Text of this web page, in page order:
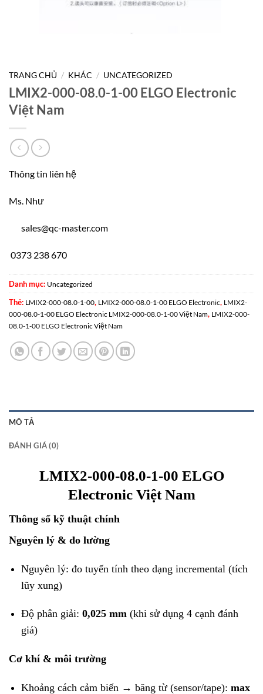
TRANG CHỦ / KHÁC / UNCATEGORIZED
LMIX2-000-08.0-1-00 ELGO Electronic
Việt Nam
Thông tin liên hệ
Ms. Như
sales@qc-master.com
0373 238 670
Danh mục: Uncategorized
Thẻ: LMIX2-000-08.0-1-00, LMIX2-000-08.0-1-00 ELGO Electronic, LMIX2-
000-08.0-1-00 ELGO Electronic LMIX2-000-08.0-1-00 Việt Nam, LMIX2-000-
08.0-1-00 ELGO Electronic Việt Nam
MÔ TẢ
ĐÁNH GIÁ (0)
LMIX2-000-08.0-1-00 ELGO
Electronic Việt Nam
Thông số kỹ thuật chính
Nguyên lý & đo lường
Nguyên lý: đo tuyến tính theo dạng incremental (tích
lũy xung)
Độ phân giải: 0,025 mm(khi sử dụng 4 cạnh đánh
giá)
Cơ khí & môi trường
Khoảng cách cảm biến → băng từ (sensor/tape): max